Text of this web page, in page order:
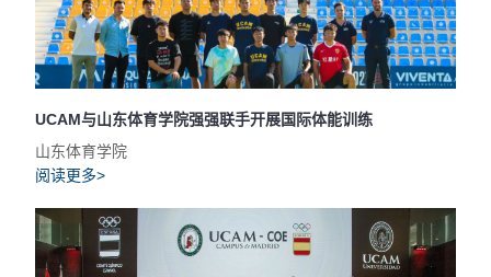
UCAM与山东体育学院强强联手开展国际体能训练
山东体育学院
阅读更多>